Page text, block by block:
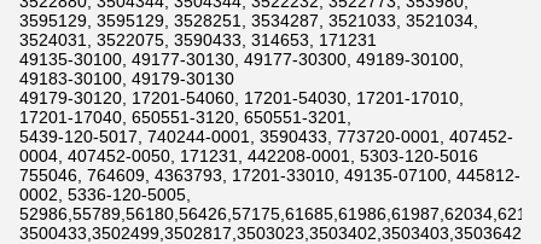
3595129, 3595129, 3528251, 3534287, 3521033, 3521034,
3524031, 3522075, 3590433, 314653, 171231
49135-30100, 49177-30130, 49177-30300, 49189-30100,
49183-30100, 49179-30130
49179-30120, 17201-54060, 17201-54030, 17201-17010,
17201-17040, 650551-3120, 650551-3201,
5439-120-5017, 740244-0001, 3590433, 773720-0001, 407452-
0004, 407452-0050, 171231, 442208-0001, 5303-120-5016
755046, 764609, 4363793, 17201-33010, 49135-07100, 445812-
0002, 5336-120-5005,